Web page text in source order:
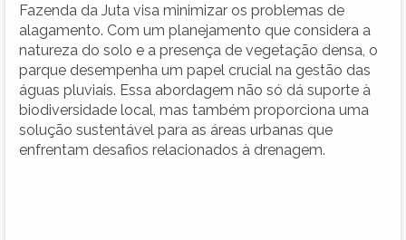
Fazenda da Juta visa minimizar os problemas de
alagamento. Com um planejamento que considera a
natureza do solo e a presença de vegetação densa, o
parque desempenha um papel crucial na gestão das
águas pluviais. Essa abordagem não só dá suporte à
biodiversidade local, mas também proporciona uma
solução sustentável para as áreas urbanas que
enfrentam desafios relacionados à drenagem.